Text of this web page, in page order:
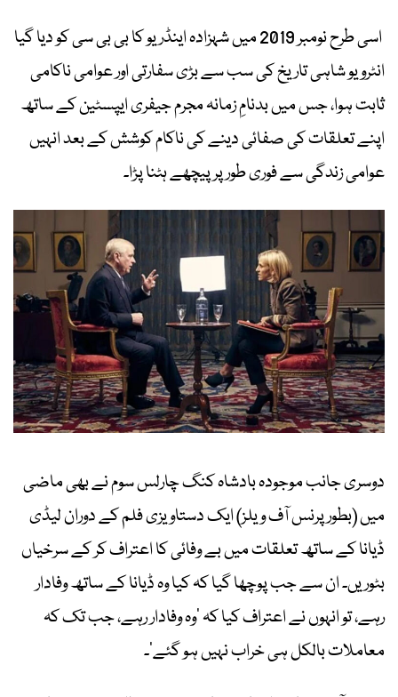
اسی طرح نومبر 2019 میں شہزادہ اینڈریو کا بی بی سی کو دیا گیا
انٹرویو شاہی تاریخ کی سب سے بڑی سفارتی اور عوامی ناکامی
ثابت ہوا، جس میں بدنامِ زمانہ مجرم جیفری ایپسٹین کے ساتھ
اپنے تعلقات کی صفائی دینے کی ناکام کوشش کے بعد انہیں
عوامی زندگی سے فوری طور پر پیچھے ہٹنا پڑا۔
دوسری جانب موجودہ بادشاہ کنگ چارلس سوم نے بھی ماضی
میں (بطور پرنس آف ویلز) ایک دستاویزی فلم کے دوران لیڈی
ڈیانا کے ساتھ تعلقات میں بے وفائی کا اعتراف کر کے سرخیاں
بٹوریں۔ ان سے جب پوچھا گیا کہ کیا وہ ڈیانا کے ساتھ وفادار
رہے، تو انہوں نے اعتراف کیا کہ ’وہ وفادار رہے، جب تک کہ
معاملات بالکل ہی خراب نہیں ہو گئے‘۔